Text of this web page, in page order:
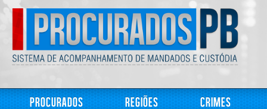
Procurados Regiões Crimes